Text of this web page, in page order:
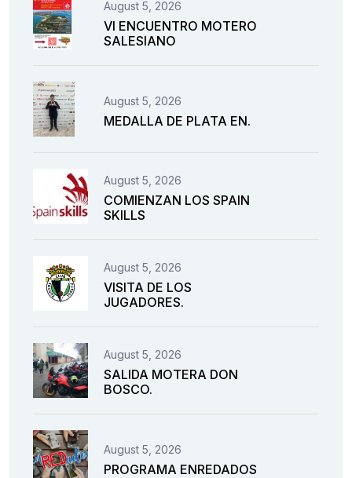
August 5, 2026
VI ENCUENTRO MOTERO
SALESIANO
August 5, 2026
MEDALLA DE PLATA EN.
August 5, 2026
COMIENZAN LOS SPAIN
SKILLS
August 5, 2026
VISITA DE LOS
JUGADORES.
August 5, 2026
SALIDA MOTERA DON
BOSCO.
August 5, 2026
PROGRAMA ENREDADOS